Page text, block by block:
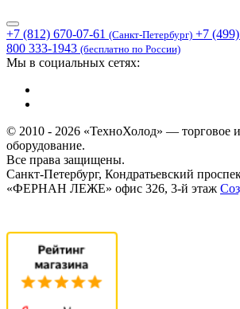
+7 (812) 670-07-61 (Санкт-Петербург) +7
800 333-1943 (бесплатно по России)
Мы в социальных сетях:
© 2010 - 2026 «ТехноХолод» — торговое и
оборудование.
Все права защищены.
Санкт-Петербург, Кондратьевский
«ФЕРНАН ЛЕЖЕ» офис 326, 3-й этаж